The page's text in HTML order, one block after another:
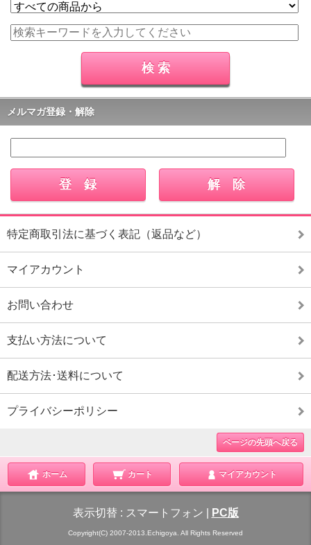
メルマガ登録・解除
特定商取引法に基づく表記（返品など）
マイアカウント
お問い合わせ
支払い方法について
配送方法･送料について
プライバシーポリシー
ページの先頭へ戻る
ホーム カート マイアカウント
表示切替 : スマートフォン PC版
Copyright(C) 2007-2013.Echigoya. All Rights Reserved